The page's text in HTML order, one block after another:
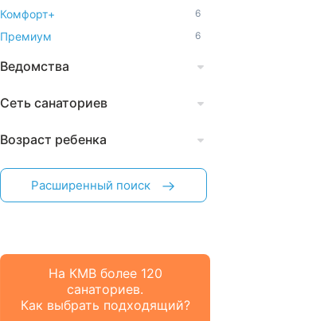
Комфорт+ 6
Премиум 6
Ведомства
Сеть санаториев
Возраст ребенка
Расширенный поиск
На КМВ более 120
санаториев.
Как выбрать подходящий?